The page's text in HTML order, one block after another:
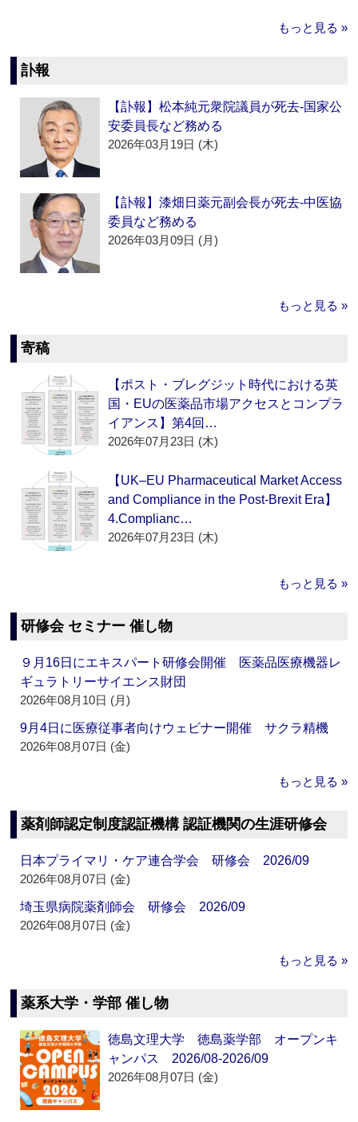
もっと見る »
訃報
【訃報】松本純元衆院議員が死去‐国家公
安委員長など務める
2026年03月19日 (木)
【訃報】漆畑日薬元副会長が死去‐中医協
委員など務める
2026年03月09日 (月)
もっと見る »
寄稿
【ポスト・ブレグジット時代における英
国・EUの医薬品市場アクセスとコンプラ
イアンス】第4回…
2026年07月23日 (木)
【UK–EU Pharmaceutical Market Access
and Compliance in the Post-Brexit Era】
4.Complianc…
2026年07月23日 (木)
もっと見る »
研修会 セミナー 催し物
９月16日にエキスパート研修会開催 医薬品医療機器レ
ギュラトリーサイエンス財団
2026年08月10日 (月)
9月4日に医療従事者向けウェビナー開催 サクラ精機
2026年08月07日 (金)
もっと見る »
薬剤師認定制度認証機構 認証機関の生涯研修会
日本プライマリ・ケア連合学会 研修会 2026/09
2026年08月07日 (金)
埼玉県病院薬剤師会 研修会 2026/09
2026年08月07日 (金)
もっと見る »
薬系大学・学部 催し物
徳島文理大学 徳島薬学部 オープンキ
ャンパス 2026/08-2026/09
2026年08月07日 (金)